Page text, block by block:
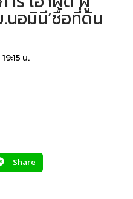
นอมินี’ซื้อที่ดิน
น.
Share